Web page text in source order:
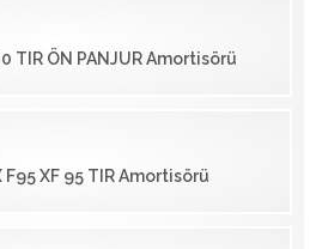
TIR ÖN PANJUR Amortisörü
F95 XF 95 TIR Amortisörü